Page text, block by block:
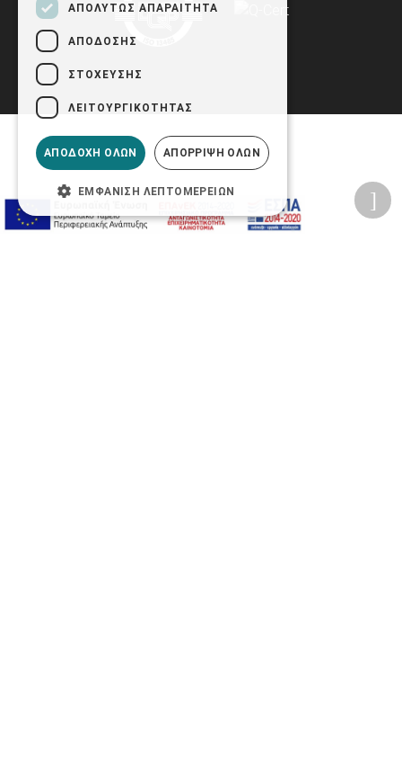
ΑΠΟΛΎΤΩΣ ΑΠΑΡΑΊΤΗΤΑ
ΑΠΌΔΟΣΗΣ
ΣΤΌΧΕΥΣΗΣ
ΛΕΙΤΟΥΡΓΙΚΌΤΗΤΑΣ
ΑΠΟΔΟΧΉ ΌΛΩΝ ΑΠΌΡΡΙΨΗ ΌΛΩΝ
ΕΜΦΆΝΙΣΗ ΛΕΠΤΟΜΕΡΕΙΏΝ